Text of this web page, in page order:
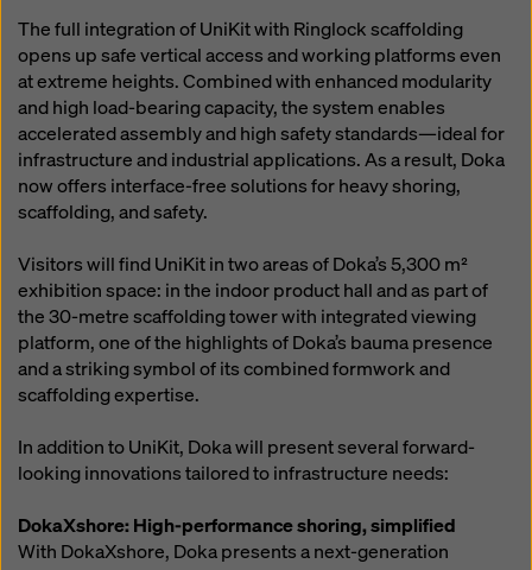
The full integration of UniKit with Ringlock scaffolding
opens up safe vertical access and working platforms even
at extreme heights. Combined with enhanced modularity
and high load-bearing capacity, the system enables
accelerated assembly and high safety standards—ideal for
infrastructure and industrial applications. As a result, Doka
now offers interface-free solutions for heavy shoring,
scaffolding, and safety.
Visitors will find UniKit in two areas of Doka’s 5,300 m²
exhibition space: in the indoor product hall and as part of
the 30-metre scaffolding tower with integrated viewing
platform, one of the highlights of Doka’s bauma presence
and a striking symbol of its combined formwork and
scaffolding expertise.
In addition to UniKit, Doka will present several forward-
looking innovations tailored to infrastructure needs:
DokaXshore: High-performance shoring, simplified
With DokaXshore, Doka presents a next-generation